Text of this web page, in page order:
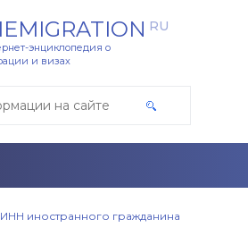
RU
энциклопедия о
и визах
ИНН иностранного гражданина